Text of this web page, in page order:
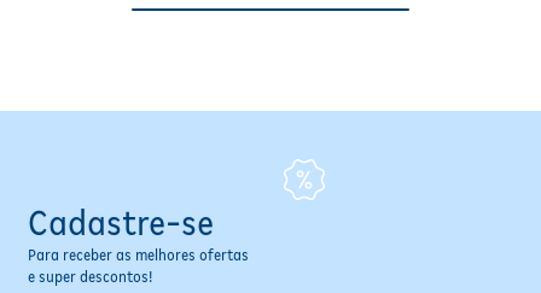
Cadastre-se
Para receber as melhores ofertas
e super descontos!